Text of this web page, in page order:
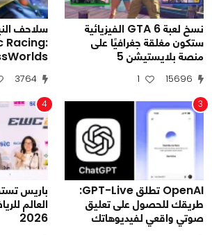
نسخ لعبة GTA 6 الفيزيائية
ستكون مغلقة جغرافيًا على
منصة بلايستيشن 5
15696
1
سلاحف
Racing:
3764
3
OpenAI تطلق GPT-Live:
طريقك للحصول على تعليق
صوتي واقعي لفيديوهاتك
4
باريس
العالم
2026